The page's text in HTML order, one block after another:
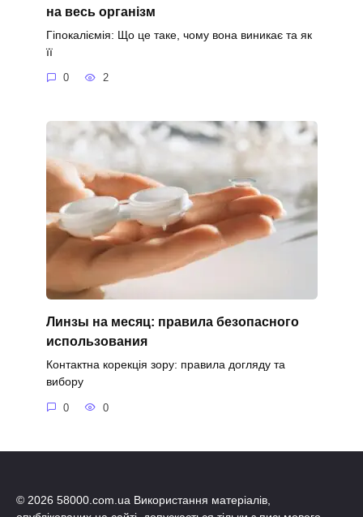
на весь організм
Гіпокаліємія: Що це таке, чому вона виникає та як
її
0 2
Линзы на месяц: правила безопасного
использования
Контактна корекція зору: правила догляду та
вибору
0 0
© 2026 58000.com.ua Використання матеріалів,